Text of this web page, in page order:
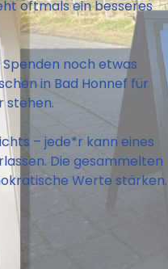
oftmals ein besseres
noch etwas
in Bad Honnef für
stehen.
– jede*r kann eines
Die gesammelten
Werte stärken.